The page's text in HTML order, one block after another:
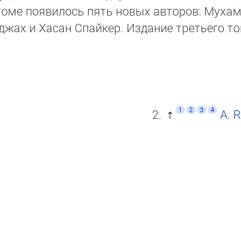
появилось пять новых авторов:
и Хасан Спайкер. Издание третьего
1 2 3 4 A.